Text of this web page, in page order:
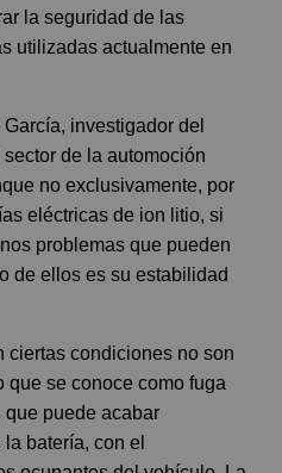
la seguridad de las
utilizadas actualmente en
investigador del
de la automoción
no exclusivamente, por
eléctricas de ion litio, si
problemas que pueden
de ellos es su estabilidad
ciertas condiciones no son
que se conoce como fuga
que puede acabar
batería, con el